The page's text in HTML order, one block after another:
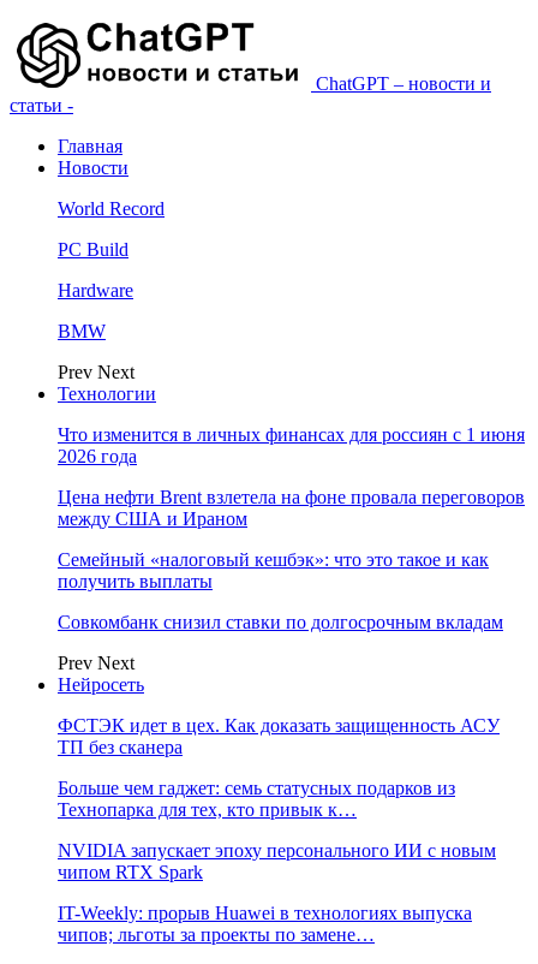
ChatGPT – новости и
статьи -
Главная
Новости
World Record
PC Build
Hardware
BMW
Prev Next
Технологии
Что изменится в личных финансах для россиян с 1 июня
2026 года
Цена нефти Brent взлетела на фоне провала переговоров
между США и Ираном
Семейный «налоговый кешбэк»: что это такое и как
получить выплаты
Совкомбанк снизил ставки по долгосрочным вкладам
Prev Next
Нейросеть
ФСТЭК идет в цех. Как доказать защищенность АСУ
ТП без сканера
Больше чем гаджет: семь статусных подарков из
Технопарка для тех, кто привык к…
NVIDIA запускает эпоху персонального ИИ с новым
чипом RTX Spark
IT-Weekly: прорыв Huawei в технологиях выпуска
чипов; льготы за проекты по замене…